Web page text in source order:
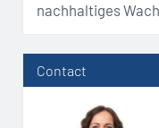
nachhaltiges
Contact